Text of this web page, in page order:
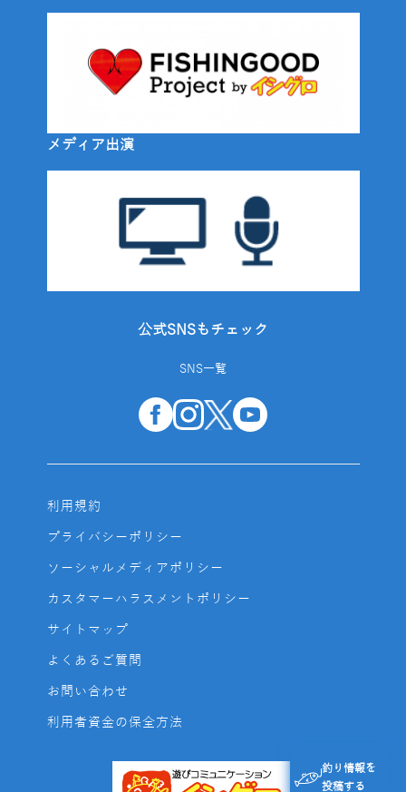
釣り情報を
投稿する
メディア出演
公式SNSもチェック
SNS一覧
利用規約
プライバシーポリシー
ソーシャルメディアポリシー
カスタマーハラスメントポリシー
サイトマップ
よくあるご質問
お問い合わせ
利用者資金の保全方法